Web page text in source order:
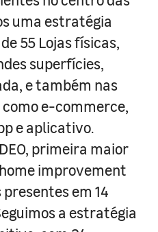
uma estratégia
55 Lojas físicas,
superfícies,
e também nas
e-commerce,
e aplicativo.
primeira maior
improvement
em 14
a estratégia